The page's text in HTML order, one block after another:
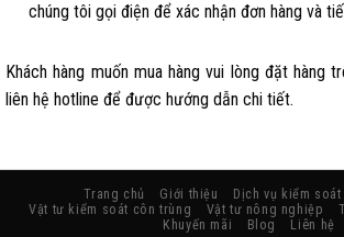
chúng tôi gọi điện để xác nhận đơn hàng và
Khách hàng muốn mua hàng vui lòng đặt hàng
liên hệ hotline để được hướng dẫn chi tiết.
Trang chủ Giới thiệu
Dịch vụ kiểm
Vật tư kiểm soát côn trùng
Vật tư nông nghiệp
Khuyến mãi
Blog Liên hệ